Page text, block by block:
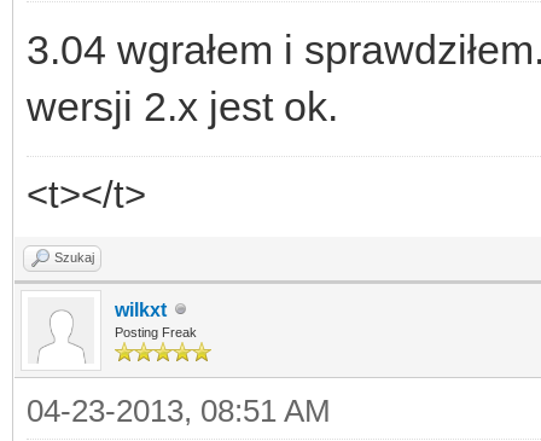
3.04 wgrałem i
wersji 2.x jest ok.
<t></t>
Szukaj
wilkxt
Posting Freak
04-23-2013, 08:51 AM